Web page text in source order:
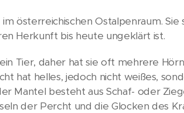
österreichischen Ostalpenraum.
Herkunft bis heute ungeklärt ist.
Tier, daher hat sie oft mehrere
hat helles, jedoch nicht weißes,
Mantel besteht aus Schaf- oder
der Percht und die Glocken des